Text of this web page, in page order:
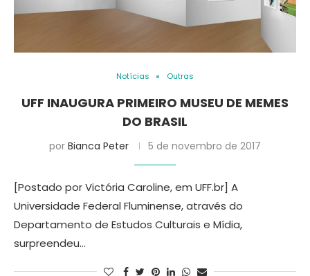
Notícias Outras
UFF INAUGURA PRIMEIRO MUSEU DE MEMES
DO BRASIL
por Bianca Peter 5 de novembro de 2017
[Postado por Victória Caroline, em UFF.br] A
Universidade Federal Fluminense, através do
Departamento de Estudos Culturais e Mídia,
surpreendeu…